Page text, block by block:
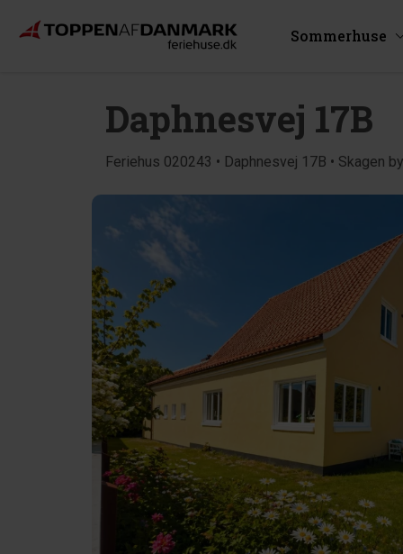
Sommerhuse
Daphnesvej 17B
Feriehus 020243 • Daphnesvej 17B • Skagen by